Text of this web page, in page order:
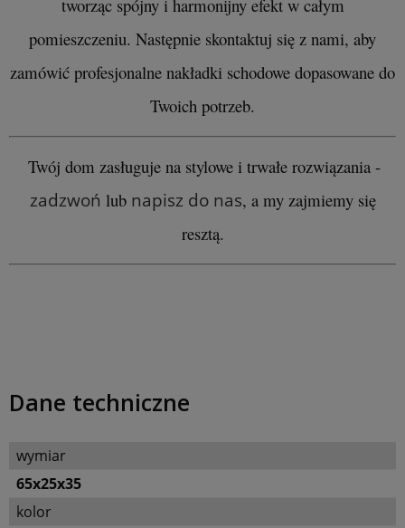
tworząc spójny i harmonijny efekt w całym
pomieszczeniu. Następnie skontaktuj się z nami, aby
zamówić profesjonalne nakładki schodowe dopasowane do
Twoich potrzeb.
Twój dom zasługuje na stylowe i trwałe rozwiązania -
zadzwoń lub napisz do nas, a my zajmiemy się
resztą.
Dane techniczne
wymiar
65x25x35
kolor